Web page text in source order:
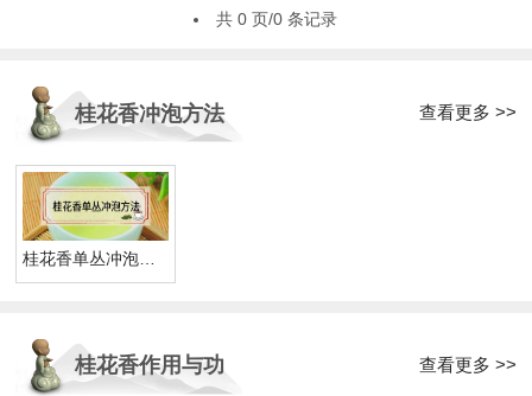
共 0 页/0 条记录
桂花香冲泡方法 查看更多 >>
桂花香作用与功 查看更多 >>